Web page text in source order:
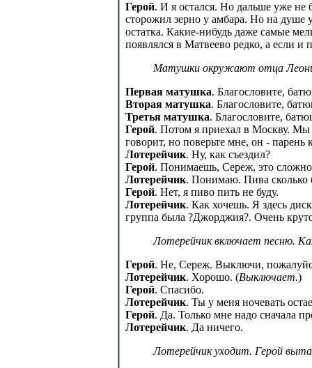
Герой. И я остался. Но дальше уже
сторожил зерно у амбара. Но на душе
остатка. Какие-нибудь даже самые
появлялся в Матвеево редко, а если
Матушки окружают отца
Первая матушка. Благословите,
Вторая матушка. Благословите,
Третья матушка. Благословите,
Герой. Потом я приехал в Москву. Мы
говорит, но поверьте мне, он - парень
Лотерейчик. Ну, как съездил?
Герой. Понимаешь, Сереж, это
Лотерейчик. Понимаю. Пива сколько
Герой. Нет, я пиво пить не буду.
Лотерейчик. Как хочешь. Я здесь
группа была ?Джорджия?. Очень
Лотерейчик включает песню.
Герой. Не, Сереж. Выключи,
Лотерейчик. Хорошо. (Выключает.)
Герой. Спасибо.
Лотерейчик. Ты у меня ночевать
Герой. Да. Только мне надо сначала
Лотерейчик. Да ничего.
Лотерейчик уходит. Герой